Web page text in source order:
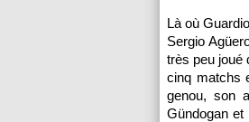
Là où
Sergio
très peu joué
cinq matchs
genou, son
Gündogan